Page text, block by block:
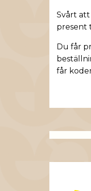
Svårt
present
Du får
får